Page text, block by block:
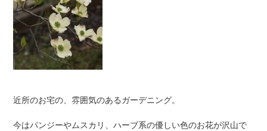
近所のお宅の、雰囲気のあるガーデニング。
今はパンジーやムスカリ、ハーブ系の優しい色のお花が沢山で